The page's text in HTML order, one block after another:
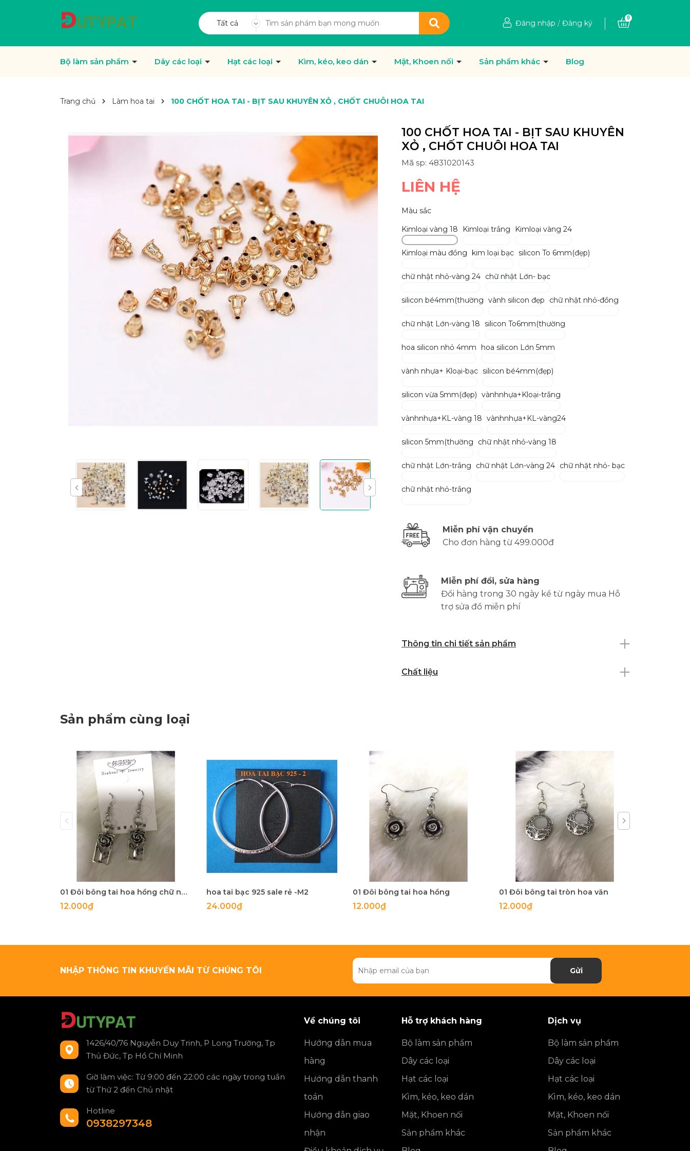
Tất cả Đăng nhập / Đăng ký
0
Bộ làm sản phẩm Dây các loại Hạt các loại Kìm, kéo, keo dán Mặt, Khoen nối Sản phẩm khác Blog
Trang chủ Làm hoa tai 100 CHỐT HOA TAI - BỊT SAU KHUYÊN XỎ , CHỐT CHUÔI HOA TAI
100 CHỐT HOA TAI - BỊT SAU KHUYÊN
XỎ , CHỐT CHUÔI HOA TAI
Mã sp: 4831020143
LIÊN HỆ
Màu sắc
Kimloại vàng 18
Kimloại trắng Kimloại vàng 24
Kimloại màu đồng kim loại bạc silicon To 6mm(đẹp)
chữ nhật nhỏ-vàng 24 chữ nhật Lớn- bạc
silicon bé4mm(thường vành silicon đẹp chữ nhật nhỏ-đồng
chữ nhật Lớn-vàng 18 silicon To6mm(thường
hoa silicon nhỏ 4mm hoa silicon Lớn 5mm
vành nhựa+ Kloại-bạc silicon bé4mm(đẹp)
silicon vừa 5mm(đẹp) vànhnhựa+Kloại-trắng
vànhnhựa+KL-vàng 18 vànhnhựa+KL-vàng24
silicon 5mm(thường chữ nhật nhỏ-vàng 18
chữ nhật Lớn-trắng chữ nhật Lớn-vàng 24 chữ nhật nhỏ- bạc
chữ nhật nhỏ-trắng
Miễn phí vận chuyển
Cho đơn hàng từ 499.000đ
Miễn phí đổi, sửa hàng
Đổi hàng trong 30 ngày kể từ ngày mua Hỗ
trợ sửa đồ miễn phí
Thông tin chi tiết sản phẩm
Chất liệu
Sản phẩm cùng loại
01 Đôi bông tai hoa hồng chữ nhật
12.000₫
hoa tai bạc 925 sale rẻ -M2
24.000₫
01 Đôi bông tai hoa hồng
12.000₫
01 Đôi bông tai tròn hoa văn
12.000₫
NHẬP THÔNG TIN KHUYẾN MÃI TỪ CHÚNG TÔI Gửi
1426/40/76 Nguyễn Duy Trinh, P Long Trường, Tp
Thủ Đức, Tp Hồ Chí Minh
Giờ làm việc: Từ 9:00 đến 22:00 các ngày trong tuần
từ Thứ 2 đến Chủ nhật
Hotline
0938297348
Về chúng tôi
Hướng dẫn mua
hàng
Hướng dẫn thanh
toán
Hướng dẫn giao
nhận
Hỗ trợ khách hàng
Bộ làm sản phẩm
Dây các loại
Hạt các loại
Kìm, kéo, keo dán
Mặt, Khoen nối
Sản phẩm khác
Dịch vụ
Bộ làm sản phẩm
Dây các loại
Hạt các loại
Kìm, kéo, keo dán
Mặt, Khoen nối
Sản phẩm khác